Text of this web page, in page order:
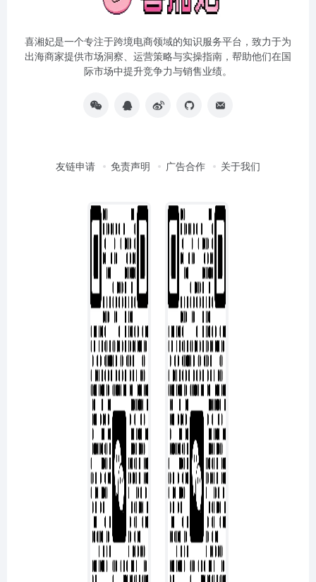
喜湘妃是一个专注于跨境电商领域的知识服务平台，致力于为
出海商家提供市场洞察、运营策略与实操指南，帮助他们在国
际市场中提升竞争力与销售业绩。
友链申请 免责声明 广告合作 关于我们